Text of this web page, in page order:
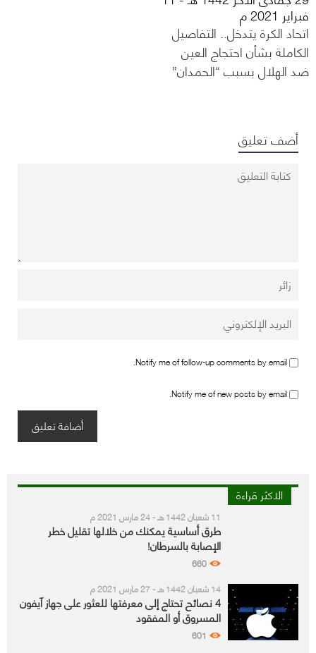
فبراير 2021 م
اتحاد الكرة يتدخل.. التفاصيل
الكاملة بشأن احتجاج العين
ضد الهلال بسبب “الحمدان”
أضف تعليق
Notify me of follow-up comments by email.
Notify me of new posts by email.
الاكثر قراءة
11 شعبان 1442 هـ - 24 مارس 2021 م
طرق أساسية يمكنك من خلالها تقليل خطر
الإصابة بالسرطان!
660
14 شعبان 1442 هـ - 27 مارس 2021 م
4 نصائح تحتاج إلى معرفتها للعثور على جهاز آيفون
المسروق أو المفقود
601